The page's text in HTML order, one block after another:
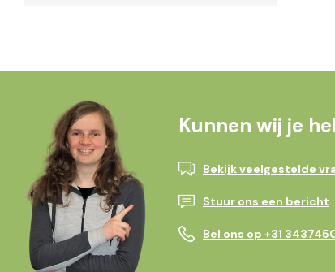
Kunnen wij je
Bekijk veelgestelde
Stuur ons een bericht
Bel ons op +31